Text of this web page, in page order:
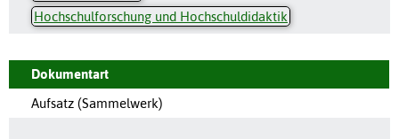
Hochschulforschung und Hochschuldidaktik
Dokumentart
Aufsatz (Sammelwerk)